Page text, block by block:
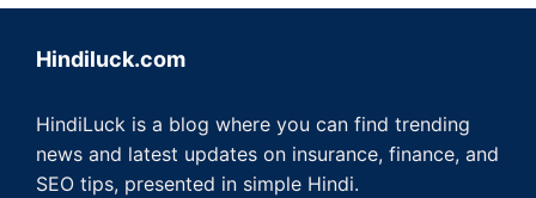
Hindiluck.com
HindiLuck is a blog where you can find trending
news and latest updates on insurance, finance, and
SEO tips, presented in simple Hindi.